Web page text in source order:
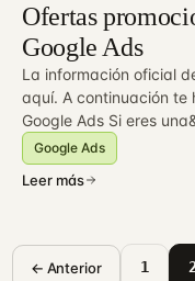
Ofertas
Google Ads
La información oficial
aquí. A continuación te
Google Ads Si eres
Google Ads
Leer más
← Anterior 1